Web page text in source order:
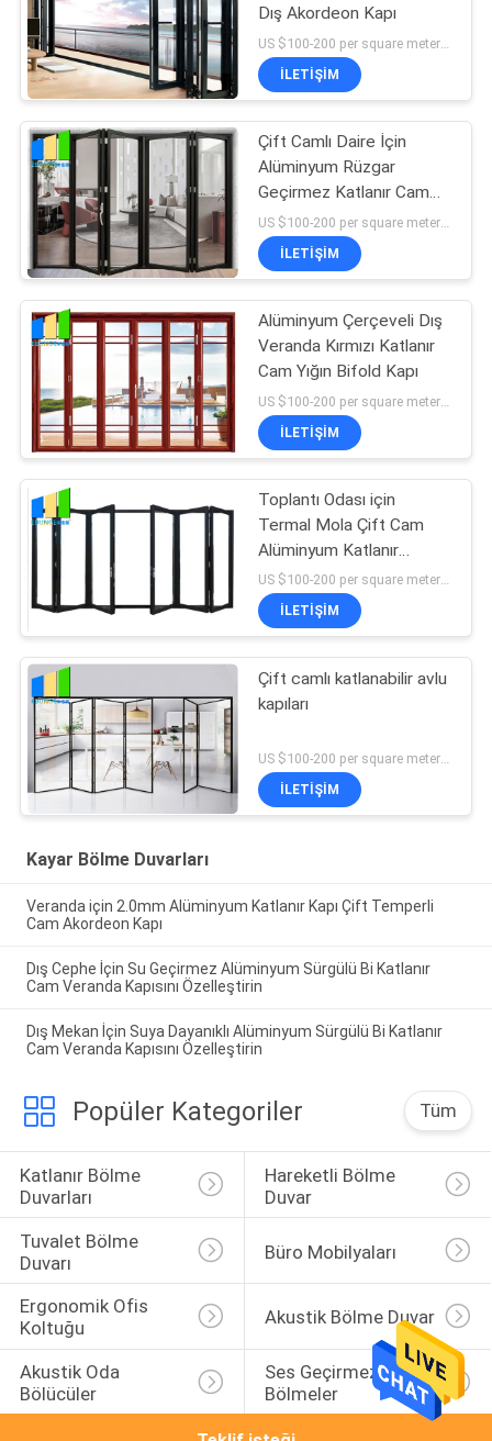
Dış Akordeon Kapı
US $100-200 per square meter MOQ:MOQ yok, 1 metrekare de mevcut
İLETIŞIM
Çift Camlı Daire İçin
Alüminyum Rüzgar
Geçirmez Katlanır Cam
Kapı
İLETIŞIM
Alüminyum Çerçeveli Dış
Veranda Kırmızı Katlanır
Cam Yığın Bifold Kapı
İLETIŞIM
Toplantı Odası için
Termal Mola Çift Cam
Alüminyum Katlanır
Veranda Cam Kapı
US $100-200 per square meter MOQ:MOQ yok, 1 metrekare de mevcut
İLETIŞIM
Çift camlı katlanabilir avlu
kapıları
US $100-200 per square meter MOQ:MOQ yok, 1 metrekare de mevcut
İLETIŞIM
Kayar Bölme Duvarları
Veranda için 2.0mm Alüminyum Katlanır Kapı Çift Temperli
Cam Akordeon Kapı
Dış Cephe İçin Su Geçirmez Alüminyum Sürgülü Bi Katlanır
Cam Veranda Kapısını Özelleştirin
Dış Mekan İçin Suya Dayanıklı Alüminyum Sürgülü Bi Katlanır
Cam Veranda Kapısını Özelleştirin
Popüler Kategoriler Tüm
Katlanır Bölme
Duvarları
Hareketli Bölme
Duvar
Tuvalet Bölme
Duvarı
Büro Mobilyaları
Ergonomik Ofis
Koltuğu
Akustik Bölme Duvar
Akustik Oda
Bölücüler
Ses Geçirmez
Bölmeler